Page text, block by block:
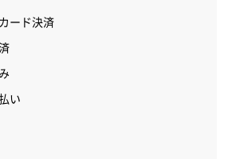
ード決済
い